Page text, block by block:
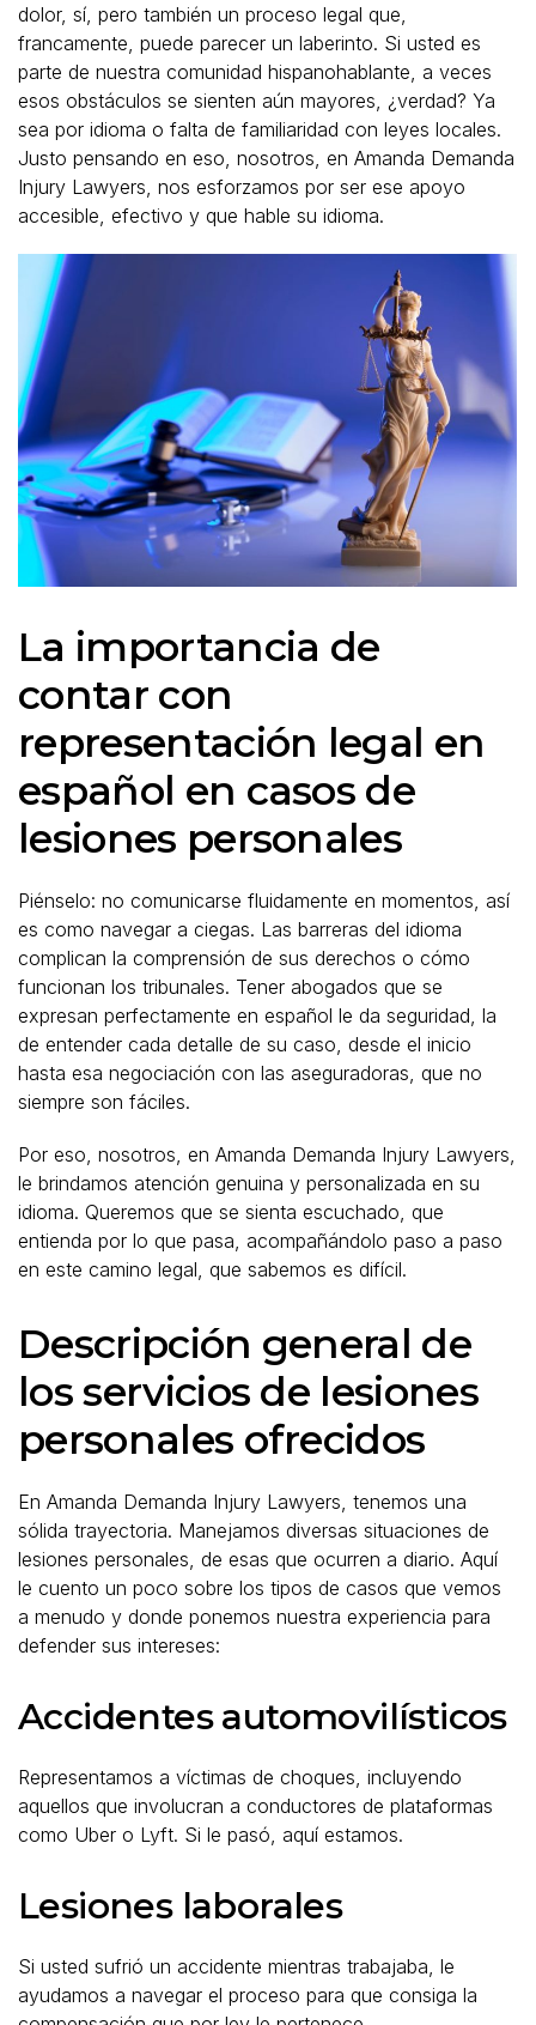
dolor, sí, pero también un proceso legal que,
francamente, puede parecer un laberinto. Si usted es
parte de nuestra comunidad hispanohablante, a veces
esos obstáculos se sienten aún mayores, ¿verdad? Ya
sea por idioma o falta de familiaridad con leyes locales.
Justo pensando en eso, nosotros, en Amanda Demanda
Injury Lawyers, nos esforzamos por ser ese apoyo
accesible, efectivo y que hable su idioma.
La importancia de
contar con
representación legal en
español en casos de
lesiones personales
Piénselo: no comunicarse fluidamente en momentos, así
es como navegar a ciegas. Las barreras del idioma
complican la comprensión de sus derechos o cómo
funcionan los tribunales. Tener abogados que se
expresan perfectamente en español le da seguridad, la
de entender cada detalle de su caso, desde el inicio
hasta esa negociación con las aseguradoras, que no
siempre son fáciles.
Por eso, nosotros, en Amanda Demanda Injury Lawyers,
le brindamos atención genuina y personalizada en su
idioma. Queremos que se sienta escuchado, que
entienda por lo que pasa, acompañándolo paso a paso
en este camino legal, que sabemos es difícil.
Descripción general de
los servicios de lesiones
personales ofrecidos
En Amanda Demanda Injury Lawyers, tenemos una
sólida trayectoria. Manejamos diversas situaciones de
lesiones personales, de esas que ocurren a diario. Aquí
le cuento un poco sobre los tipos de casos que vemos
a menudo y donde ponemos nuestra experiencia para
defender sus intereses:
Accidentes automovilísticos
Representamos a víctimas de choques, incluyendo
aquellos que involucran a conductores de plataformas
como Uber o Lyft. Si le pasó, aquí estamos.
Lesiones laborales
Si usted sufrió un accidente mientras trabajaba, le
ayudamos a navegar el proceso para que consiga la